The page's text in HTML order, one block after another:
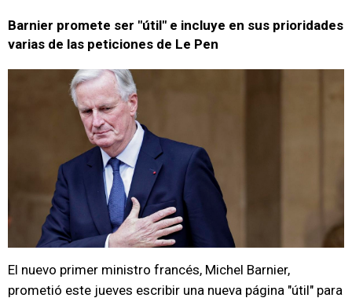
Barnier promete ser "útil" e incluye en sus prioridades
varias de las peticiones de Le Pen
El nuevo primer ministro francés, Michel Barnier,
prometió este jueves escribir una nueva página "útil" para